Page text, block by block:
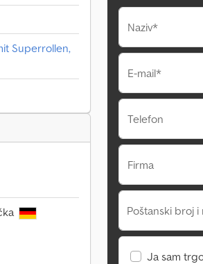
Superrollen,
Naziv*
E-mail*
Telefon
Firma
Poštanski broj i
Ja sam